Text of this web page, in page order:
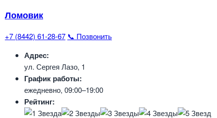
Ломовик
+7 (8442) 61-28-67 📞 Позвонить
Адрес:
ул. Сергея Лазо, 1
График работы:
ежедневно, 09:00–19:00
Рейтинг: